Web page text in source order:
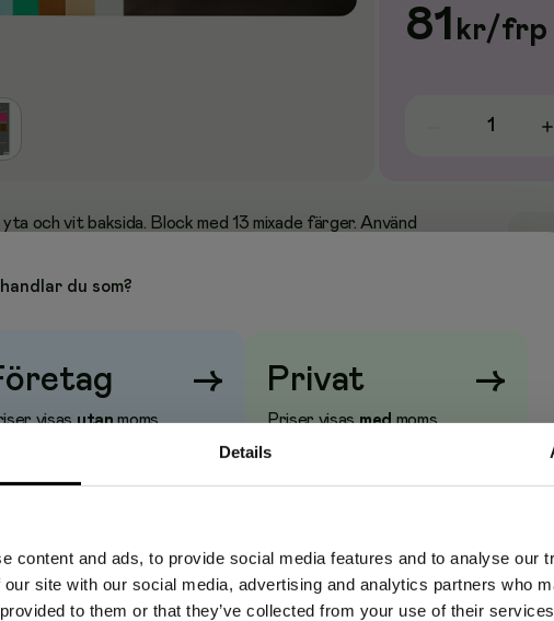
Details
content and ads, to provide social media features and to analyse our
site with our social media, advertising and analytics partners who
to them or that they’ve collected from your use of their
81 kr/frp
och vit baksida. Block med 13 mixade färger. Använd
och dekorationer där din kreativitet får utrymme och
anteckningsböcker eller personliga dagböcker. Skapa
julhjärtan eller något annat dekorativt. Klipp och klistra.
du som?
→
visasutanmoms
Privat →
Priser visasmedmoms